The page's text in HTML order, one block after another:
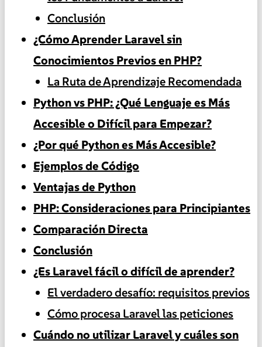
Conclusión
¿Cómo Aprender Laravel sin
Conocimientos Previos en PHP?
La Ruta de Aprendizaje Recomendada
Python vs PHP: ¿Qué Lenguaje es Más
Accesible o Difícil para Empezar?
¿Por qué Python es Más Accesible?
Ejemplos de Código
Ventajas de Python
PHP: Consideraciones para Principiantes
Comparación Directa
Conclusión
¿Es Laravel fácil o difícil de aprender?
El verdadero desafío: requisitos previos
Cómo procesa Laravel las peticiones
Cuándo no utilizar Laravel y cuáles son